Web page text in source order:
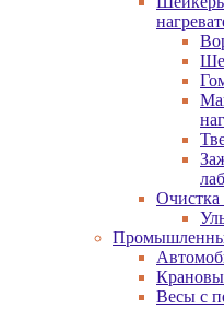
Очистка
Весы с